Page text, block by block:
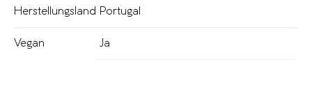
Herstellungsland Portugal
Vegan Ja